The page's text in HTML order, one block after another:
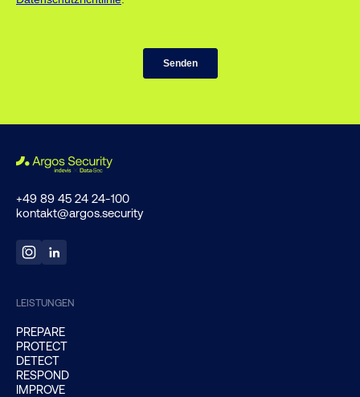
+49 89 45 24 24-100
kontakt@argos.security
LEISTUNGEN
PREPARE
PROTECT
DETECT
RESPOND
IMPROVE